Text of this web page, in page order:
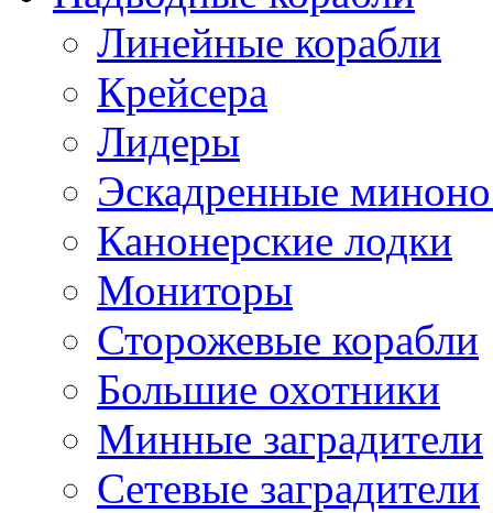
Линейные корабли
Крейсера
Лидеры
Эскадренные
Канонерские лодки
Мониторы
Сторожевые корабли
Большие охотники
Минные заградители
Сетевые заградители